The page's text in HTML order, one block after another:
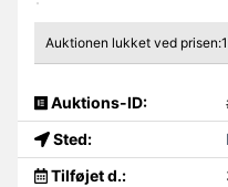
Auktionen lukket ved
Auktions-ID:
Sted:
Tilføjet d.: